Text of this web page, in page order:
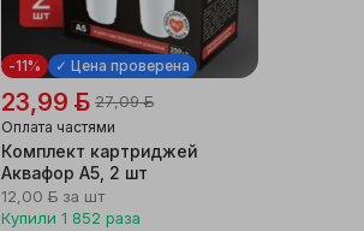
✓ Цена проверена
-11%
23,99 ƃ 27,09 ƃ
Оплата частями
Комплект картриджей
Аквафор A5, 2 шт
12,00 ƃза шт
Купили 1 852 раза